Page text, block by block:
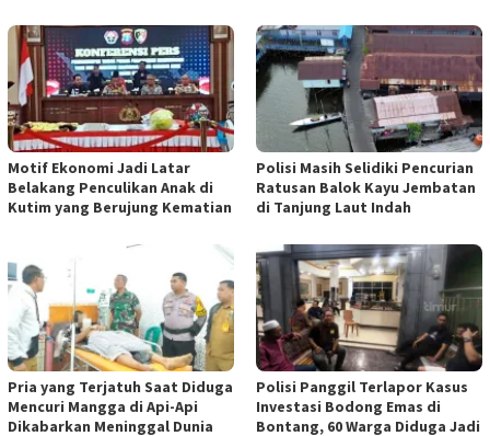
Motif Ekonomi Jadi Latar
Belakang Penculikan Anak di
Kutim yang Berujung Kematian
Polisi Masih Selidiki Pencurian
Ratusan Balok Kayu Jembatan
di Tanjung Laut Indah
Pria yang Terjatuh Saat Diduga
Mencuri Mangga di Api-Api
Dikabarkan Meninggal Dunia
Polisi Panggil Terlapor Kasus
Investasi Bodong Emas di
Bontang, 60 Warga Diduga Jadi